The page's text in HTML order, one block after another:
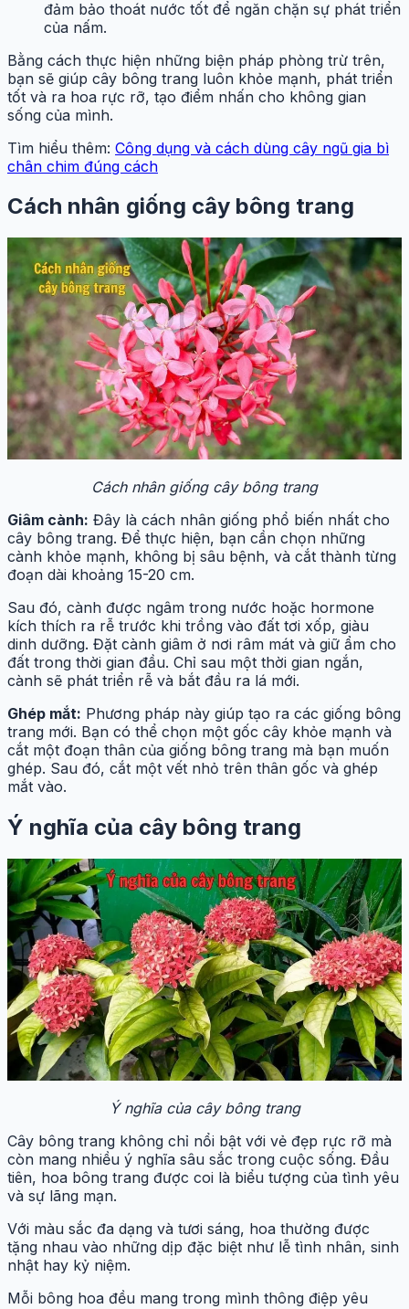
đảm bảo thoát nước tốt để ngăn chặn sự phát triển
của nấm.
Bằng cách thực hiện những biện pháp phòng trừ trên,
bạn sẽ giúp cây bông trang luôn khỏe mạnh, phát triển
tốt và ra hoa rực rỡ, tạo điểm nhấn cho không gian
sống của mình.
Tìm hiểu thêm: Công dụng và cách dùng cây ngũ gia bì
chân chim đúng cách
Cách nhân giống cây bông trang
Cách nhân giống cây bông trang
Giâm cành: Đây là cách nhân giống phổ biến nhất cho
cây bông trang. Để thực hiện, bạn cần chọn những
cành khỏe mạnh, không bị sâu bệnh, và cắt thành từng
đoạn dài khoảng 15-20 cm.
Sau đó, cành được ngâm trong nước hoặc hormone
kích thích ra rễ trước khi trồng vào đất tơi xốp, giàu
dinh dưỡng. Đặt cành giâm ở nơi râm mát và giữ ẩm cho
đất trong thời gian đầu. Chỉ sau một thời gian ngắn,
cành sẽ phát triển rễ và bắt đầu ra lá mới.
Ghép mắt: Phương pháp này giúp tạo ra các giống bông
trang mới. Bạn có thể chọn một gốc cây khỏe mạnh và
cắt một đoạn thân của giống bông trang mà bạn muốn
ghép. Sau đó, cắt một vết nhỏ trên thân gốc và ghép
mắt vào.
Ý nghĩa của cây bông trang
Ý nghĩa của cây bông trang
Cây bông trang không chỉ nổi bật với vẻ đẹp rực rỡ mà
còn mang nhiều ý nghĩa sâu sắc trong cuộc sống. Đầu
tiên, hoa bông trang được coi là biểu tượng của tình yêu
và sự lãng mạn.
Với màu sắc đa dạng và tươi sáng, hoa thường được
tặng nhau vào những dịp đặc biệt như lễ tình nhân, sinh
nhật hay kỷ niệm.
Mỗi bông hoa đều mang trong mình thông điệp yêu